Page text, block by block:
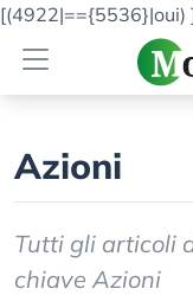
[(4922|=={5536}|oui)
Azioni
Tutti gli articoli
chiave Azioni